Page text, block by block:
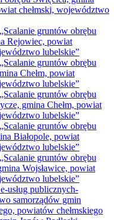
chełmski, województwo
gruntów obrębu
Rejowiec, powiat
lubelskie”
gruntów obrębu
Chełm, powiat
lubelskie”
gruntów obrębu
gmina Chełm, powiat
lubelskie”
gruntów obrębu
Białopole, powiat
lubelskie”
gruntów obrębu
Wojsławice, powiat
lubelskie”
usług publicznych-
samorządów gmin
powiatów chełmskiego